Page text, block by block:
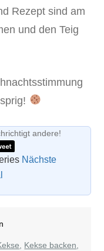
Rezept sind am
und den Teig
andere!
Nächste
Kekse backen